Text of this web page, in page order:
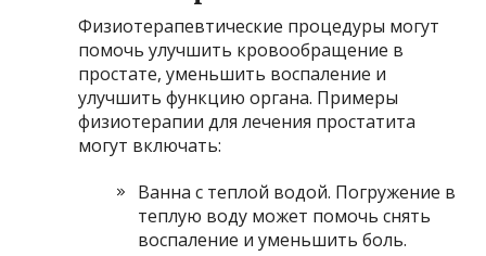
Физиотерапевтические процедуры могут
помочь улучшить кровообращение в
простате, уменьшить воспаление и
улучшить функцию органа. Примеры
физиотерапии для лечения простатита
могут включать:
Ванна с теплой водой. Погружение в
теплую воду может помочь снять
воспаление и уменьшить боль.